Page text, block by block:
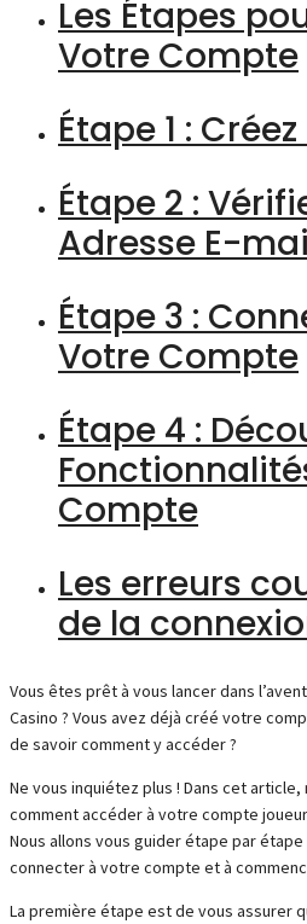
Les Étapes
Votre Compte
Étape 1 :
Étape 2 :
Adresse E-
Étape 3 :
Votre Compte
Étape 4 :
Compte
Les erreurs
de la
Vous êtes prêt à vous lancer dans
Casino ? Vous avez déjà créé votre
de savoir comment y accéder ?
Ne vous inquiétez plus ! Dans cet
comment accéder à votre compte
Nous allons vous guider étape par
connecter à votre compte et à
La première étape est de vous assurer